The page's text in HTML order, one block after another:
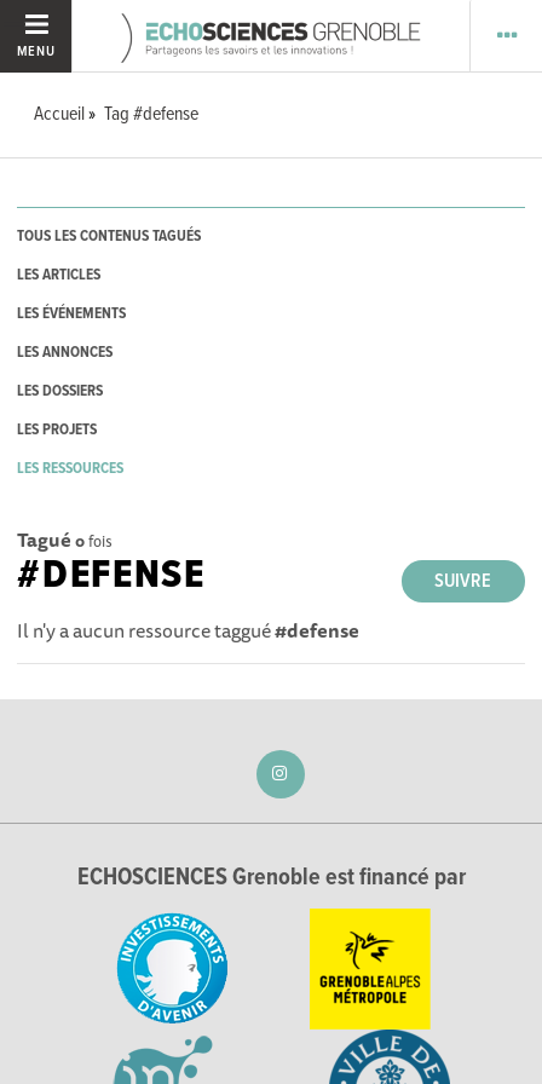
MENU
Accueil Tag #defense
TOUS LES CONTENUS TAGUÉS
LES ARTICLES
LES ÉVÉNEMENTS
LES ANNONCES
LES DOSSIERS
LES PROJETS
LES RESSOURCES
Tagué 0fois
SUIVRE
#DEFENSE
Il n'y a aucun ressource taggué#defense
ECHOSCIENCES Grenoble est financé par